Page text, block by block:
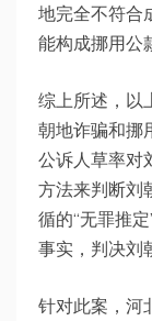
地完全不符合
能构成挪用公
综上所述，以
朝地诈骗和挪
公诉人草率对
方法来判断刘
循的“无罪推
事实，判决刘
针对此案，河